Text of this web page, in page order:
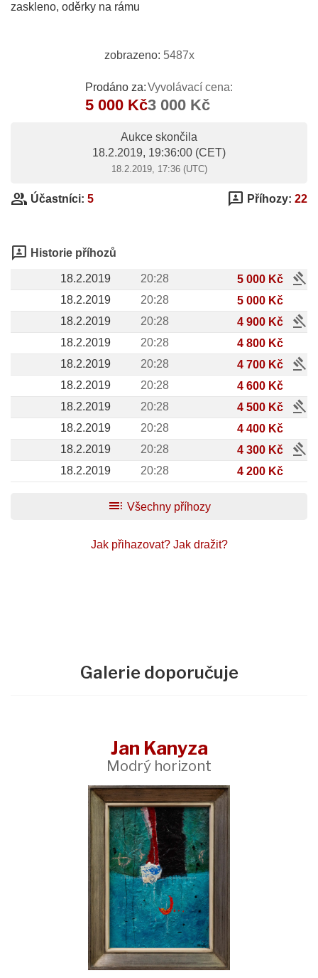
zaskleno, oděrky na rámu
zobrazeno: 5487x
Prodáno za:
5 000 Kč
Vyvolávací cena:
3 000 Kč
Aukce skončila
18.2.2019, 19:36:00 (CET)
18.2.2019, 17:36 (UTC)
group Účastníci: 5 3p Příhozy: 22
3p Historie příhozů
18.2.2019 20:28 5 000 Kč gavel
18.2.2019 20:28
5 000 Kč
18.2.2019
20:28 4 900 Kč gavel
18.2.2019 20:28
4 800 Kč
18.2.2019
20:28 4 700 Kč gavel
18.2.2019 20:28
4 600 Kč
18.2.2019
20:28 4 500 Kč gavel
18.2.2019 20:28
4 400 Kč
18.2.2019
20:28 4 300 Kč gavel
18.2.2019 20:28 4 200 Kč
toc Všechny příhozy
Jak přihazovat? Jak dražit?
Galerie doporučuje
Jan Kanyza
Modrý horizont